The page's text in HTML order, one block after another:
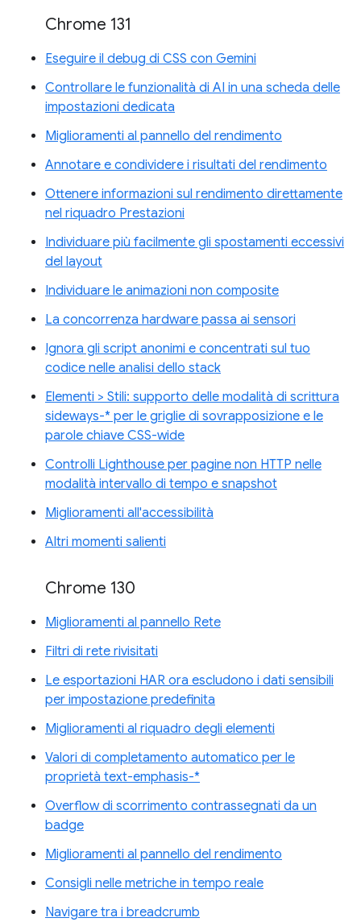
Chrome 131
Eseguire il debug di CSS con Gemini
Controllare le funzionalità di AI in una scheda delle
impostazioni dedicata
Miglioramenti al pannello del rendimento
Annotare e condividere i risultati del rendimento
Ottenere informazioni sul rendimento direttamente
nel riquadro Prestazioni
Individuare più facilmente gli spostamenti eccessivi
del layout
Individuare le animazioni non composite
La concorrenza hardware passa ai sensori
Ignora gli script anonimi e concentrati sul tuo
codice nelle analisi dello stack
Elementi > Stili: supporto delle modalità di scrittura
sideways-* per le griglie di sovrapposizione e le
parole chiave CSS-wide
Controlli Lighthouse per pagine non HTTP nelle
modalità intervallo di tempo e snapshot
Miglioramenti all'accessibilità
Altri momenti salienti
Chrome 130
Miglioramenti al pannello Rete
Filtri di rete rivisitati
Le esportazioni HAR ora escludono i dati sensibili
per impostazione predefinita
Miglioramenti al riquadro degli elementi
Valori di completamento automatico per le
proprietà text-emphasis-*
Overflow di scorrimento contrassegnati da un
badge
Miglioramenti al pannello del rendimento
Consigli nelle metriche in tempo reale
Navigare tra i breadcrumb